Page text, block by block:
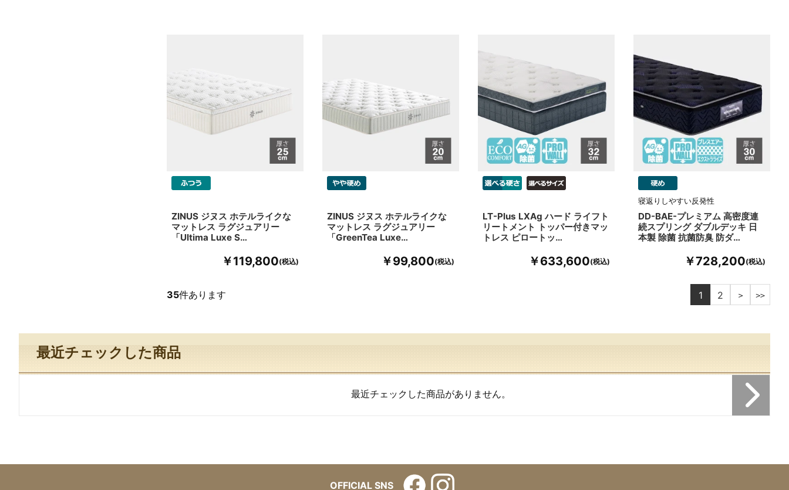
ZINUS ジヌス ホテルライクな
マットレス ラグジュアリー
「Ultima Luxe S…
￥119,800
ZINUS ジヌス ホテルライクな
マットレス ラグジュアリー
「GreenTea Luxe…
￥99,800
LT-Plus LXAg ハード ライフト
リートメント トッパー付きマッ
トレス ピロートッ…
￥633,600
DD-BAE-プレミアム 高密度連
続スプリング ダブルデッキ 日
本製 除菌 抗菌防臭 防ダ…
寝返りしやすい反発性
￥728,200
35件あります 1 2
最近チェックした商品
最近チェックした商品がありません。
OFFICIAL SNS